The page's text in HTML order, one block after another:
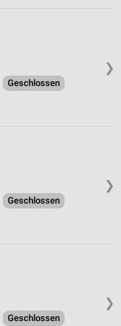
❯
Geschlossen
❯
Geschlossen
❯
Geschlossen